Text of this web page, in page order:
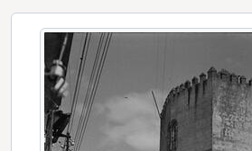
[Série] Composições
[Série] Igreja e
[Série]
[Série] Companhia de
[Série] Escola de
[Série] Retratos de
[Série] Teatro Garcia